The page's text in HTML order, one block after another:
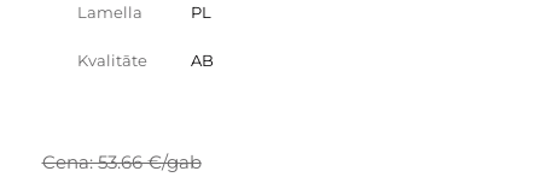
Lamella PL
Kvalitāte AB
Cena: 53.66 €/gab